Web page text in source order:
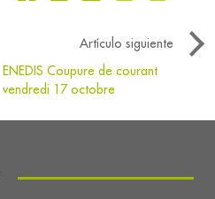
Artículo siguiente
ENEDIS Coupure de courant
vendredi 17 octobre